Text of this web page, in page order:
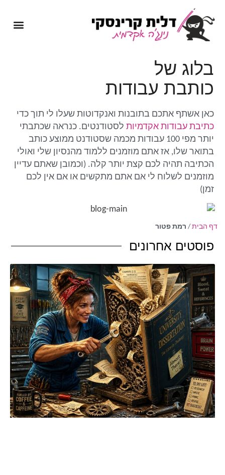
בלוג של
כותבת עבודות
כאן אשתף אתכם בתובנות ואנקדוטות שעלו לי תוך כדי
כתיבת עבודות אקדמיות לסטודנטים. כנראה שכתבתי
יותר מפי 100 עבודות מכמה שסטודנט ממוצע כותב
בתואר שלו, אז אתם מוזמנים ללמוד מהנסיון שלי ואולי
הכתיבה תהיה לכם קצת יותר קלה. (וכמובן שאתם עדיין
מוזמנים לשלוח לי אם אתם מתקשים או אם אין לכם
זמן)
דף הבית / רמת פטור
פוסטים אחרונים